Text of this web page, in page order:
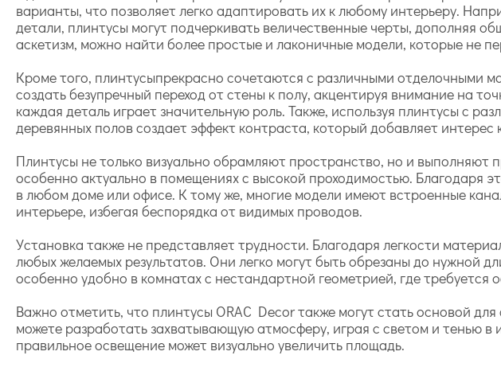
варианты, что позволяет легко адаптировать их к любому интерьеру.
детали, плинтусы могут подчеркивать величественные черты, дополняя
аскетизм, можно найти более простые и лаконичные модели, которые не
Кроме того, плинтусыпрекрасно сочетаются с различными отделочными
создать безупречный переход от стены к полу, акцентируя внимание на
каждая деталь играет значительную роль. Также, используя плинтусы с
деревянных полов создает эффект контраста, который добавляет интерес
Плинтусы не только визуально обрамляют пространство, но и
особенно актуально в помещениях с высокой проходимостью. Благодаря
в любом доме или офисе. К тому же, многие модели имеют встроенные
интерьере, избегая беспорядка от видимых проводов.
Установка также не представляет трудности. Благодаря легкости
любых желаемых результатов. Они легко могут быть обрезаны до
особенно удобно в комнатах с нестандартной геометрией, где требуется
Важно отметить, что плинтусы ORAC Decor также могут стать основой
можете разработать захватывающую атмосферу, играя с светом и тенью
правильное освещение может визуально увеличить площадь.